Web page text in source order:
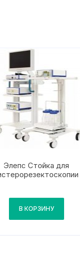
Элепс Стойка для
В КОРЗИНУ